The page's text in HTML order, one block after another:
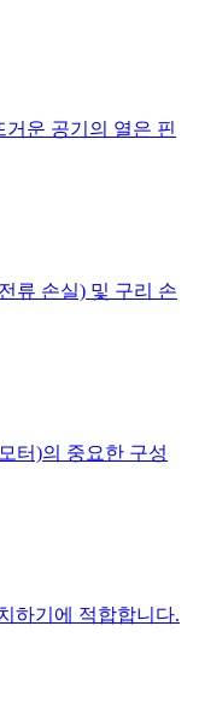
운 공기의 열은 핀
류 손실) 및 구리 손
터)의 중요한 구성
하기에 적합합니다.